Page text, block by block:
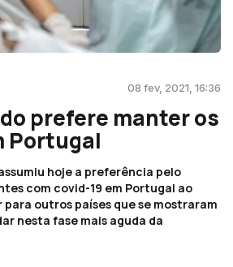
08 fev, 2021, 16:36
prefere manter os
Portugal
hoje a preferência pelo
com covid-19 em Portugal ao
outros países que se mostraram
nesta fase mais aguda da